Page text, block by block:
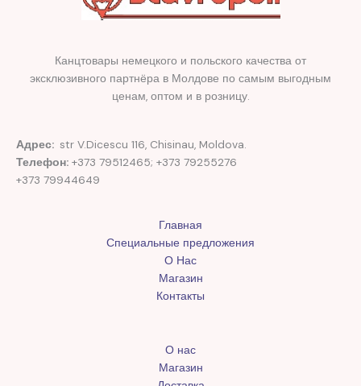
Канцтовары немецкого и польского качества от
эксклюзивного партнёра в Молдове по самым выгодным
ценам, оптом и в розницу.
Адрес: str V.Dicescu 116, Chisinau, Moldova.
Телефон: +373 79512465; +373 79255276
+373 79944649
Главная
Специальные предложения
О Нас
Магазин
Контакты
О нас
Магазин